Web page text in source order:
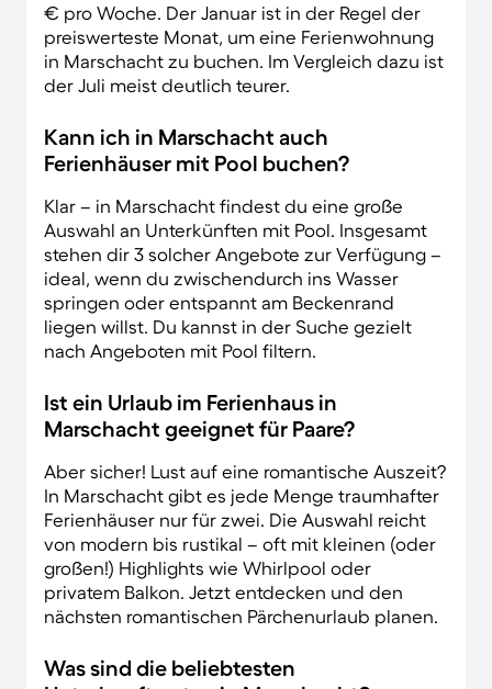
€ pro Woche. Der Januar ist in der Regel der
preiswerteste Monat, um eine Ferienwohnung
in Marschacht zu buchen. Im Vergleich dazu ist
der Juli meist deutlich teurer.
Kann ich in Marschacht auch
Ferienhäuser mit Pool buchen?
Klar – in Marschacht findest du eine große
Auswahl an Unterkünften mit Pool. Insgesamt
stehen dir 3 solcher Angebote zur Verfügung –
ideal, wenn du zwischendurch ins Wasser
springen oder entspannt am Beckenrand
liegen willst. Du kannst in der Suche gezielt
nach Angeboten mit Pool filtern.
Ist ein Urlaub im Ferienhaus in
Marschacht geeignet für Paare?
Aber sicher! Lust auf eine romantische Auszeit?
In Marschacht gibt es jede Menge traumhafter
Ferienhäuser nur für zwei. Die Auswahl reicht
von modern bis rustikal – oft mit kleinen (oder
großen!) Highlights wie Whirlpool oder
privatem Balkon. Jetzt entdecken und den
nächsten romantischen Pärchenurlaub planen.
Was sind die beliebtesten